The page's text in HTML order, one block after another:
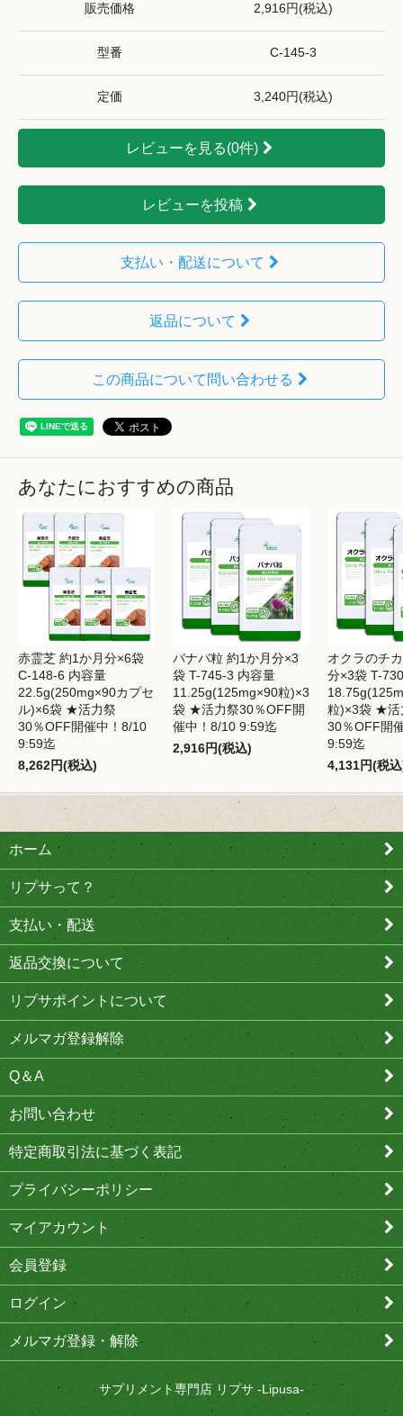
販売価格 2,916円(税込)
型番 C-145-3
定価 3,240円(税込)
レビューを見る(0件)
レビューを投稿
支払い・配送について
返品について
この商品について問い合わせる
あなたにおすすめの商品
赤霊芝 約1か月分×6袋
C-148-6 内容量
22.5g(250mg×90カプセ
ル)×6袋 ★活力祭
30％OFF開催中！8/10
9:59迄
8,262円(税込)
バナバ粒 約1か月分×3
袋 T-745-3 内容量
11.25g(125mg×90粒)×3
袋 ★活力祭30％OFF開
催中！8/10 9:59迄
2,916円(税込)
オクラのチ
分×3袋 T-
粒)×3袋 ★活
30％OFF開
9:59迄
4,131円(税
ホーム
リプサって？
支払い・配送
返品交換について
リプサポイントについて
メルマガ登録解除
Q＆A
お問い合わせ
特定商取引法に基づく表記
プライバシーポリシー
マイアカウント
会員登録
ログイン
メルマガ登録・解除
サプリメント専門店 リプサ -Lipusa-